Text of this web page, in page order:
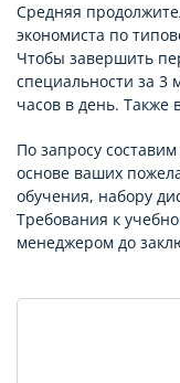
Средняя
экономиста по
Чтобы завершить
специальности за 3
часов в день. Также
По запросу
основе ваших
обучения, набору
Требования к
менеджером до